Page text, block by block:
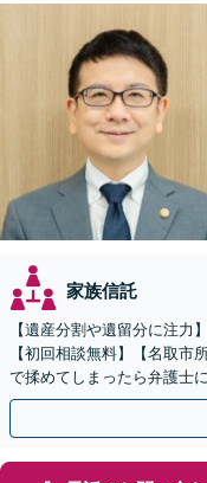
家族信託
【遺産分割や遺留分に注力
【初回相談無料】【名取市
で揉めてしまったら弁護士
決を目指します【土曜相談